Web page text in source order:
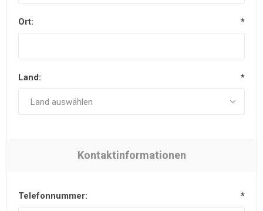
Ort: *
Land: *
Kontaktinformationen
Telefonnummer: *